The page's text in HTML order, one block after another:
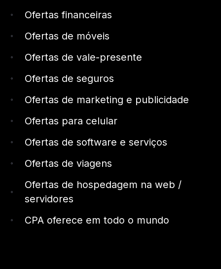
Ofertas financeiras
Ofertas de móveis
Ofertas de vale-presente
Ofertas de seguros
Ofertas de marketing e publicidade
Ofertas para celular
Ofertas de software e serviços
Ofertas de viagens
Ofertas de hospedagem na web /
servidores
CPA oferece em todo o mundo